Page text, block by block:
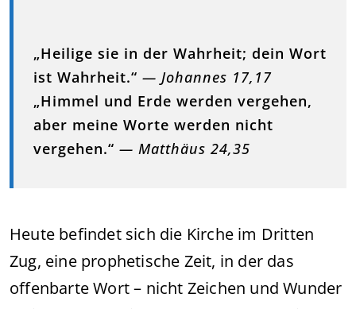
„Heilige sie in der Wahrheit; dein Wort
ist Wahrheit.“ — Johannes 17,17
„Himmel und Erde werden vergehen,
aber meine Worte werden nicht
vergehen.“ — Matthäus 24,35
Heute befindet sich die Kirche im Dritten
Zug, eine prophetische Zeit, in der das
offenbarte Wort – nicht Zeichen und Wunder